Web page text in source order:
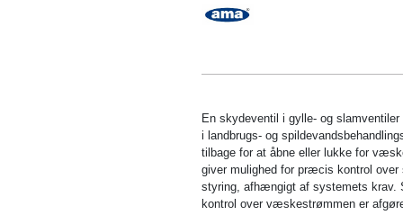
En skydeventil i gylle- og
i landbrugs- og
tilbage for at åbne eller lukke for
giver mulighed for præcis kontrol
styring, afhængigt af systemets krav.
kontrol over væskestrømmen er